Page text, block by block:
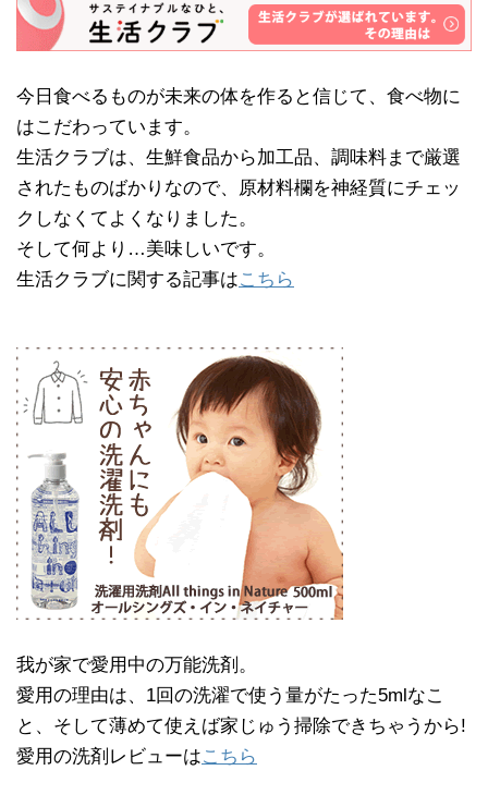
今日食べるものが未来の体を作ると信じて、食べ物に
はこだわっています。
生活クラブは、生鮮食品から加工品、調味料まで厳選
されたものばかりなので、原材料欄を神経質にチェッ
クしなくてよくなりました。
そして何より…美味しいです。
生活クラブに関する記事はこちら
我が家で愛用中の万能洗剤。
愛用の理由は、1回の洗濯で使う量がたった5mlなこ
と、そして薄めて使えば家じゅう掃除できちゃうから!
愛用の洗剤レビューはこちら